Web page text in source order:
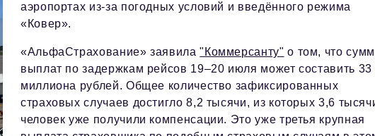
аэропортах из-за погодных условий и введённого режима
«Ковер».
«АльфаСтрахование» заявила"Коммерсанту" о том, что
выплат по задержкам рейсов 19–20 июля может составить 33
миллиона рублей. Общее количество зафиксированных
страховых случаев достигло 8,2 тысячи, из которых 3,6
человек уже получили компенсации. Это уже третья крупная